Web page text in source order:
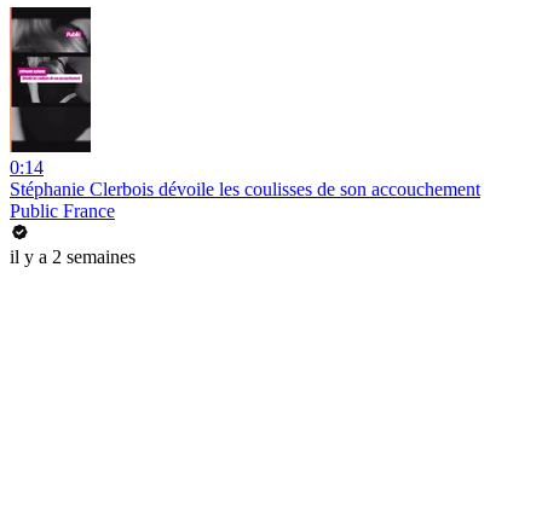
0:14
Stéphanie Clerbois dévoile les coulisses de son accouchement
Public France
il y a 2 semaines